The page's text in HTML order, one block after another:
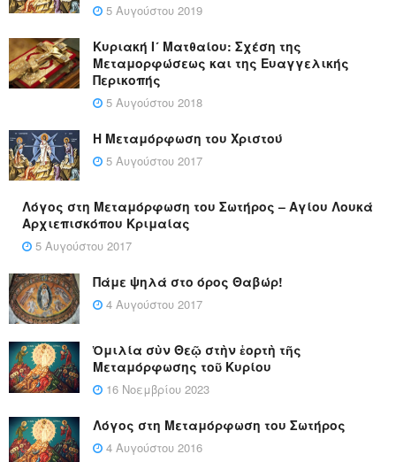
5 Αυγούστου 2019
Κυριακή Ι´ Ματθαίου: Σχέση της
Μεταμορφώσεως και της Ευαγγελικής
Περικοπής
5 Αυγούστου 2018
Η Μεταμόρφωση του Χριστού
5 Αυγούστου 2017
Λόγος στη Μεταμόρφωση του Σωτήρος – Αγίου Λουκά
Αρχιεπισκόπου Κριμαίας
5 Αυγούστου 2017
Πάμε ψηλά στο όρος Θαβώρ!
4 Αυγούστου 2017
Ὁμιλία σὺν Θεῷ στὴν ἑορτὴ τῆς
Μεταμόρφωσης τοῦ Κυρίου
16 Νοεμβρίου 2023
Λόγος στη Μεταμόρφωση του Σωτήρος
4 Αυγούστου 2016